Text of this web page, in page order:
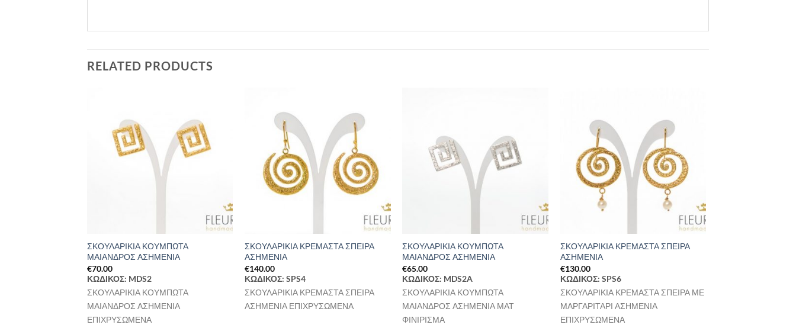
RELATED PRODUCTS
Προσθήκη
στη Λίστα
Επιθυμιών
ΣΚΟΥΛΑΡΙΚΙΑ ΚΟΥΜΠΩΤΑ
ΜΑΙΑΝΔΡΟΣ ΑΣΗΜΕΝΙΑ
€70.00
ΚΩΔΙΚΟΣ: MDS2
ΣΚΟΥΛΑΡΙΚΙΑ ΚΟΥΜΠΩΤΑ
ΜΑΙΑΝΔΡΟΣ ΑΣΗΜΕΝΙΑ
ΕΠΙΧΡΥΣΩΜΕΝΑ
Προσθήκη
στη Λίστα
Επιθυμιών
ΣΚΟΥΛΑΡΙΚΙΑ ΚΡΕΜΑΣΤΑ ΣΠΕΙΡΑ
ΑΣΗΜΕΝΙΑ
€140.00
ΚΩΔΙΚΟΣ: SPS4
ΣΚΟΥΛΑΡΙΚΙΑ ΚΡΕΜΑΣΤΑ ΣΠΕΙΡΑ
ΑΣΗΜΕΝΙΑ ΕΠΙΧΡΥΣΩΜΕΝΑ
Επιθυμιών
ΣΚΟΥΛΑΡΙΚΙΑ ΚΟΥΜΠΩΤΑ
ΜΑΙΑΝΔΡΟΣ ΑΣΗΜΕΝΙΑ
€65.00
ΚΩΔΙΚΟΣ: MDS2A
ΣΚΟΥΛΑΡΙΚΙΑ ΚΟΥΜΠΩΤΑ
ΜΑΙΑΝΔΡΟΣ ΑΣΗΜΕΝΙΑ ΜΑΤ
ΦΙΝΙΡΙΣΜΑ
Προσθήκη
στη Λίστα
Επιθυμιών
ΣΚΟΥΛΑΡΙΚΙΑ ΚΡΕΜΑΣΤΑ ΣΠΕΙΡΑ
ΑΣΗΜΕΝΙΑ
€130.00
ΚΩΔΙΚΟΣ: SPS6
ΣΚΟΥΛΑΡΙΚΙΑ ΚΡΕΜΑΣΤΑ ΣΠΕΙΡΑ ΜΕ
ΜΑΡΓΑΡΙΤΑΡΙ ΑΣΗΜΕΝΙΑ
ΕΠΙΧΡΥΣΩΜΕΝΑ